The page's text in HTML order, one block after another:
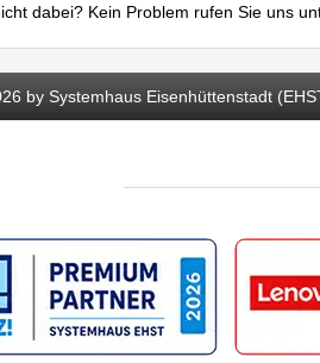
dabei? Kein Problem rufen Sie uns
by Systemhaus Eisenhüttenstadt